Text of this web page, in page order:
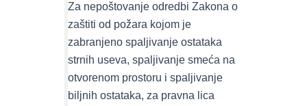
Za nepoštovanje odredbi Zakona o
zaštiti od požara kojom je
zabranjeno spaljivanje ostataka
strnih useva, spaljivanje smeća na
otvorenom prostoru i spaljivanje
biljnih ostataka, za pravna lica